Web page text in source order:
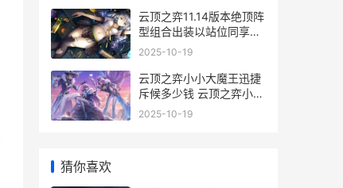
云顶之弈11.14版本绝顶阵
型组合出装以站位同享
2021 云顶之弈11.0
2025-10-19
云顶之弈小小大魔王迅捷
斥候多少钱 云顶之弈小小
大魔王提莫合成公式
2025-10-19
猜你喜欢